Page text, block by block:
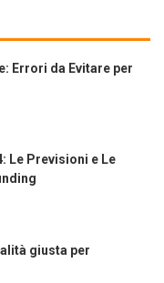
Errori da Evitare per
Le Previsioni e Le
giusta per